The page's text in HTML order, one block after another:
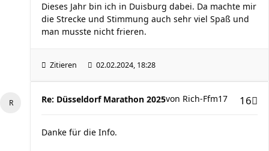
Dieses Jahr bin ich in Duisburg dabei. Da machte mir
die Strecke und Stimmung auch sehr viel Spaß und
man musste nicht frieren.
Zitieren 02.02.2024, 18:28
Re: Düsseldorf Marathon 2025 16
von Rich-Ffm17
Danke für die Info.